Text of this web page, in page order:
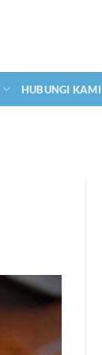
HUBUNGI KAMI